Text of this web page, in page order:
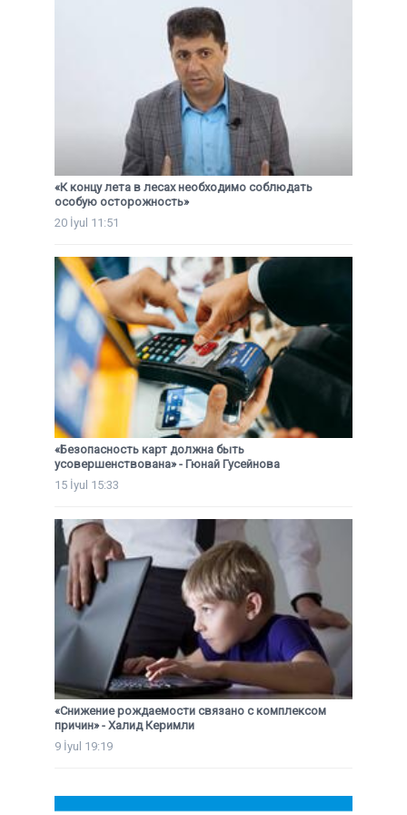
«К концу лета в лесах необходимо соблюдать
особую осторожность»
20 İyul 11:51
«Безопасность карт должна быть
усовершенствована» - Гюнай Гусейнова
15 İyul 15:33
«Снижение рождаемости связано с комплексом
причин» - Халид Керимли
9 İyul 19:19